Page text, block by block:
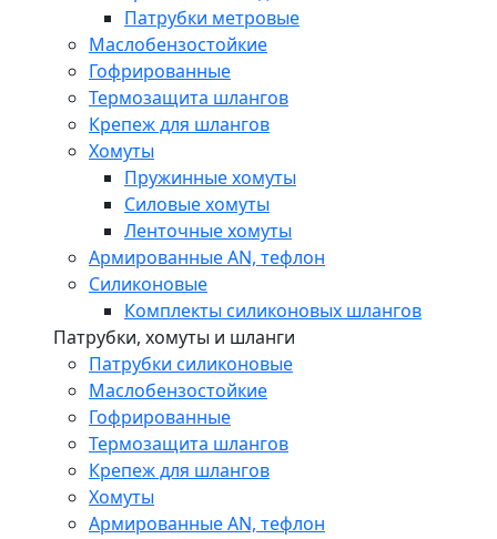
Патрубки метровые
Маслобензостойкие
Гофрированные
Термозащита шлангов
Крепеж для шлангов
Хомуты
Пружинные хомуты
Силовые хомуты
Ленточные хомуты
Армированные AN, тефлон
Силиконовые
Комплекты силиконовых шлангов
Патрубки, хомуты и шланги
Патрубки силиконовые
Маслобензостойкие
Гофрированные
Термозащита шлангов
Крепеж для шлангов
Хомуты
Армированные AN, тефлон